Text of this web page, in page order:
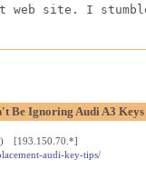
site. I
Be Ignoring Audi A3 Keys
[193.150.70.*]
audi-key-tips/